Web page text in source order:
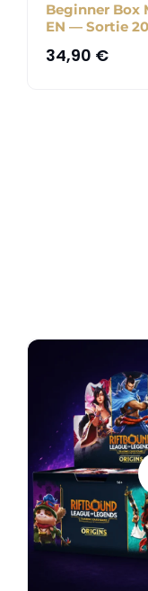
Beginner Box
EN — Sortie
34,90 €